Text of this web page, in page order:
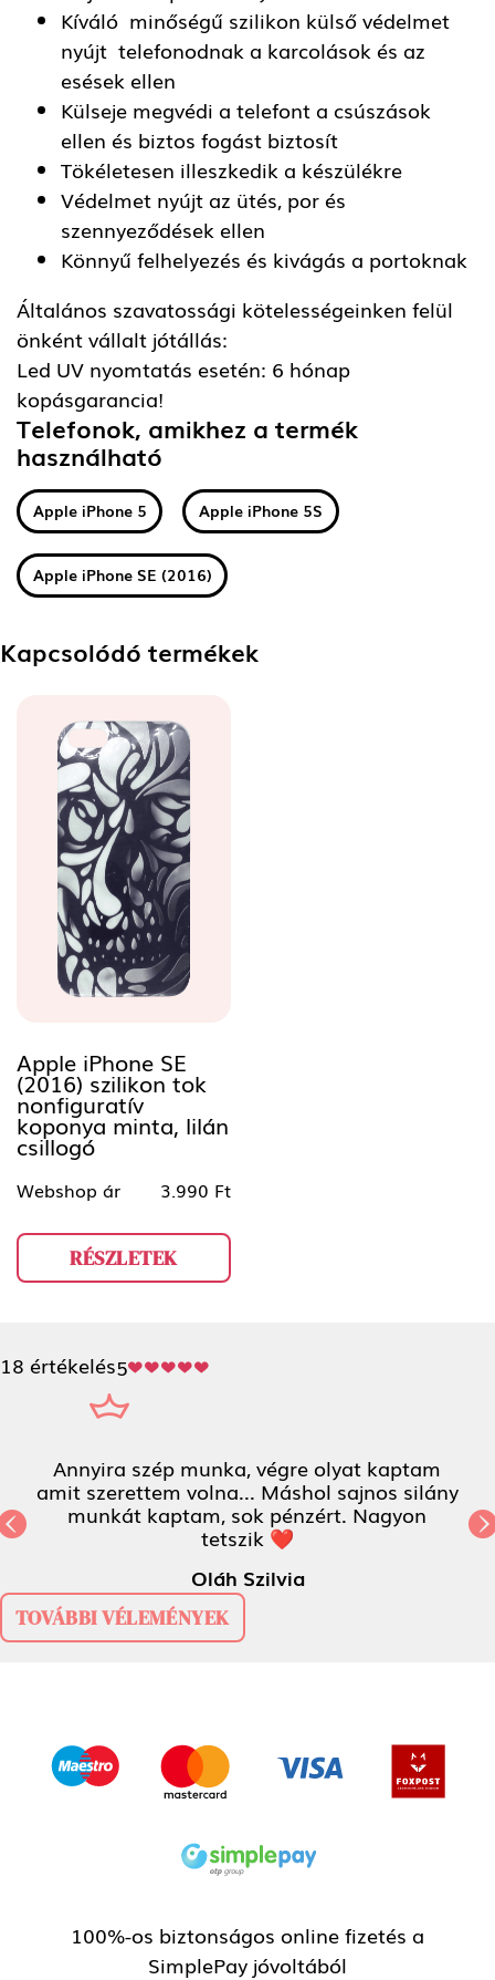
Kíváló minőségű szilikon külső védelmet
nyújt telefonodnak a karcolások és az
esések ellen
Külseje megvédi a telefont a csúszások
ellen és biztos fogást biztosít
Tökéletesen illeszkedik a készülékre
Védelmet nyújt az ütés, por és
szennyeződések ellen
Könnyű felhelyezés és kivágás a portoknak
Általános szavatossági kötelességeinken felül
önként vállalt jótállás:
Led UV nyomtatás esetén: 6 hónap
kopásgarancia!
Telefonok, amikhez a termék
használható
Apple iPhone 5 Apple iPhone 5S
Apple iPhone SE (2016)
Kapcsolódó termékek
Apple iPhone SE
(2016) szilikon tok
nonfiguratív
koponya minta, lilán
csillogó
Webshop ár 3.990 Ft
RÉSZLETEK
18 értékelés5
Annyira szép munka, végre olyat kaptam
amit szerettem volna... Máshol sajnos silány
munkát kaptam, sok pénzért. Nagyon
tetszik ❤
Oláh Szilvia
Previous
TOVÁBBI VÉLEMÉNYEK
100%-os biztonságos online fizetés a
SimplePay jóvoltából